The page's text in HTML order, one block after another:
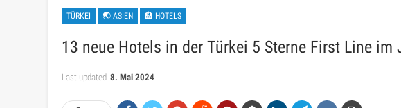
TÜRKEI 🌏 ASIEN 🏨 HOTELS
13 neue Hotels in der Türkei 5 Sterne First Line im
Last updated 8. Mai 2024